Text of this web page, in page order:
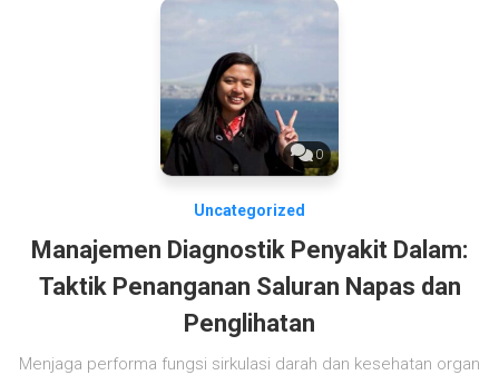
0
Uncategorized
Manajemen Diagnostik Penyakit Dalam:
Taktik Penanganan Saluran Napas dan
Penglihatan
Menjaga performa fungsi sirkulasi darah dan kesehatan organ